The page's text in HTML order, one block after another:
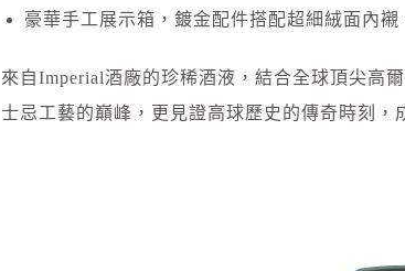
豪華手工展示箱，鍍金配件搭配超細絨面內襯
來自Imperial酒廠的珍稀酒液，結合全球頂尖高
士忌工藝的巔峰，更見證高球歷史的傳奇時刻，